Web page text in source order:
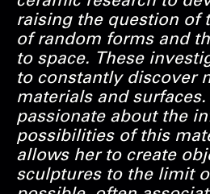
raising the question of
of random forms and
to space. These
to constantly discover
materials and surfaces.
passionate about the
possibilities of this
allows her to create
sculptures to the limit